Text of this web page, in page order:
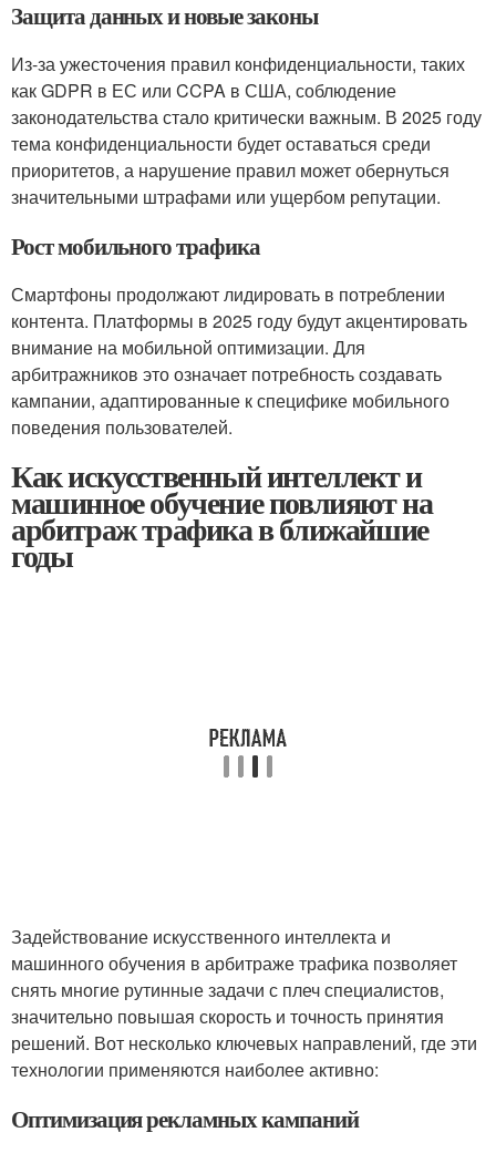
Защита данных и новые законы
Из-за ужесточения правил конфиденциальности, таких
как GDPR в ЕС или CCPA в США, соблюдение
законодательства стало критически важным. В 2025 году
тема конфиденциальности будет оставаться среди
приоритетов, а нарушение правил может обернуться
значительными штрафами или ущербом репутации.
Рост мобильного трафика
Смартфоны продолжают лидировать в потреблении
контента. Платформы в 2025 году будут акцентировать
внимание на мобильной оптимизации. Для
арбитражников это означает потребность создавать
кампании, адаптированные к специфике мобильного
поведения пользователей.
Как искусственный интеллект и
машинное обучение повлияют на
арбитраж трафика в ближайшие
годы
Задействование искусственного интеллекта и
машинного обучения в арбитраже трафика позволяет
снять многие рутинные задачи с плеч специалистов,
значительно повышая скорость и точность принятия
решений. Вот несколько ключевых направлений, где эти
технологии применяются наиболее активно:
Оптимизация рекламных кампаний